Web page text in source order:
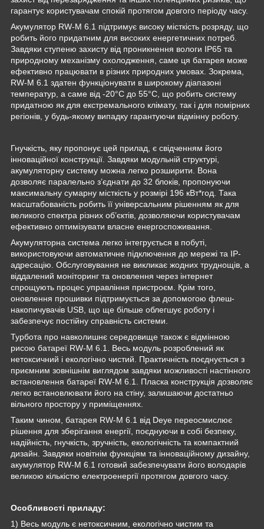
гарантує користувачам спокій протягом довгого періоду часу.
Акумулятор RW-M 6.1 підтримує високу місткість розряду, що
робить його придатним для високих енергетичних потреб.
Завдяки ступеню захисту від проникнення вологи IP65 та
природному механізму охолодження, саме ця батарея може
ефективно працювати в різних природних умовах. Зокрема,
RW-M 6.1 здатен функціонувати в широкому діапазоні
температур, а саме від -20°C до 55°C, що робить систему
придатною як для екстремального клімату, так і для помірних
регіонів, у будь-якому випадку гарантуючи відмінну роботу.
Гнучкість, яку пропонує цей прилад, є свідченням його
інноваційної конструкції. Завдяки модульній структурі,
акумуляторну систему можна легко розширити. Вона
дозволяє паралельно з’єднати до 32 блоків, пропонуючи
максимальну сумарну місткість у розмірі 196 кВт*год. Така
масштабованість робить її універсальним рішенням як для
великого спектра різних об’єктів, дозволяючи користувачам
ефективно оптимізувати власне енергоспоживання.
Акумуляторна система легко інтегрується в побуті,
використовуючи автоматичне підключення до мережі та IP-
адресацію. Обслуговування не викликає жодних труднощів, а
віддалений моніторинг та оновлення через інтернет
спрощують процес управління пристроєм. Крім того,
оновлення прошивки підтримується за допомогою флеш-
накопичувачів USB, що ще більше облегшує роботу і
забезпечує постійну справність системи.
Турбота про навколишнє середовище також є відмінною
рисою батареї RW-M 6.1. Весь модуль розроблений як
нетоксичний і екологічно чистий. Практичність поєднується з
приємним зовнішнім виглядом завдяки можливості настінного
встановлення батареї RW-M 6.1. Пласка конструкція дозволяє
легко встановлювати його на стіну, залишаючи достатньо
вільного простору у приміщеннях.
Таким чином, батарея RW-M 6.1 від Deye переосмислює
рішення для зберігання енергії, поєднуючи в собі безпеку,
надійність, гнучкість, зручність, екологічність та компактний
дизайн. Завдяки новітнім функціям та інноваційному дизайну,
акумулятор RW-M 6.1 готовий забезпечувати його володарів
великою кількістю електроенергії протягом довгого часу.
Особливості приладу:
1) Весь модуль є нетоксичним, екологічно чистим та